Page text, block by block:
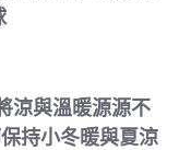
涼與溫暖源源不
持小冬暖與夏涼